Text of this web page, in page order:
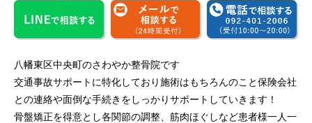
八幡東区中央町のさわやか整骨院です
交通事故サポートに特化しており施術はもちろんのこと保険会社
との連絡や面倒な手続きをしっかりサポートしていきます！
骨盤矯正を得意とし各関節の調整、筋肉ほぐしなど患者様一人一